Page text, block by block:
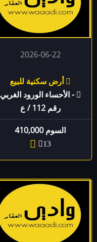
2026-06-22
أرض سكنية للبيع
- الأحساء الورود الغربي
رقم 112 / ع
السوم 410,000
13